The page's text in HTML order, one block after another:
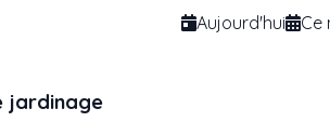
Aujourd'hui Ce
jardinage